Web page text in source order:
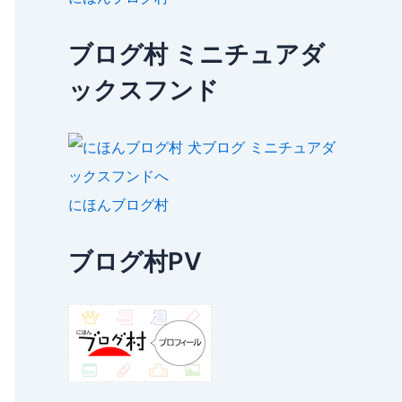
ブログ村 ミニチュアダ
ックスフンド
にほんブログ村
ブログ村PV